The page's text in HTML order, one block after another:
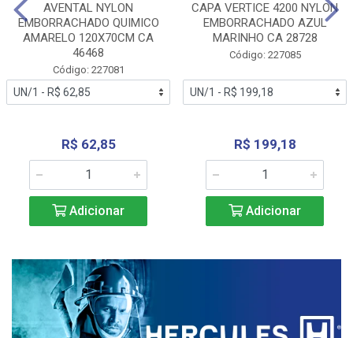
AVENTAL NYLON
EMBORRACHADO QUIMICO
AMARELO 120X70CM CA
46468
Código: 227081
R$ 62,85
Adicionar
CAPA VERTICE 4200 NYLON
EMBORRACHADO AZUL
MARINHO CA 28728
Código: 227085
R$ 199,18
Adicionar